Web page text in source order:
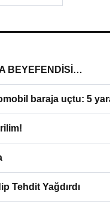
BEYEFENDİSİ…
baraja uçtu: 5
Tehdit Yağdırdı